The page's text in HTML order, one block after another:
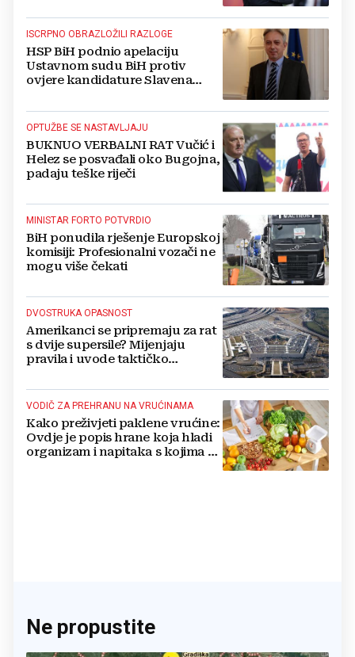
ISCRPNO OBRAZLOŽILI RAZLOGE
HSP BiH podnio apelaciju
Ustavnom sudu BiH protiv
ovjere kandidature Slavena
OPTUŽBE SE NASTAVLJAJU
BUKNUO VERBALNI RAT Vučić i
Helez se posvađali oko Bugojna,
padaju teške riječi
MINISTAR FORTO POTVRDIO
BiH ponudila rješenje Europskoj
komisiji: Profesionalni vozači ne
mogu više čekati
DVOSTRUKA OPASNOST
Amerikanci se pripremaju za rat
s dvije supersile? Mijenjaju
pravila i uvode taktičko
VODIČ ZA PREHRANU NA VRUĆINAMA
Kako preživjeti paklene vrućine:
Ovdje je popis hrane koja hladi
organizam i napitaka s kojima si
Ne propustite